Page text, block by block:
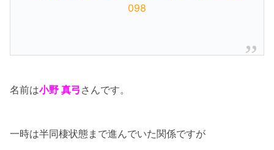
098
名前は小野 真弓 さんです。
一時は半同棲状態まで進んでいた関係ですが